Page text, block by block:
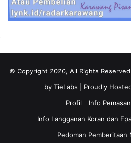
© Copyright 2026, All Rights
by TieLabs | Proudly
Profil
Info
Info Langganan Koran dan
Pedoman Pemberitaan